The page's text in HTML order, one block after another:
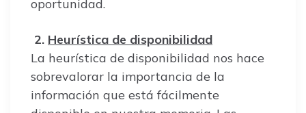
oportunidad.
2. Heurística de disponibilidad
La heurística de disponibilidad nos hace
sobrevalorar la importancia de la
información que está fácilmente